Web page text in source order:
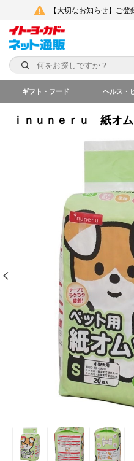
【大切なお知らせ】ご
ギフト・フード ヘルス・
ｉｎｕｎｅｒｕ 紙オ